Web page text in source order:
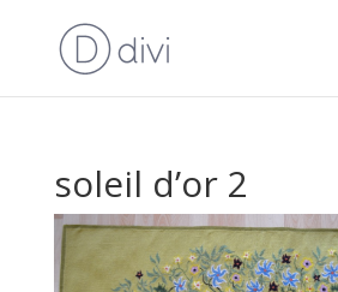
soleil d’or 2